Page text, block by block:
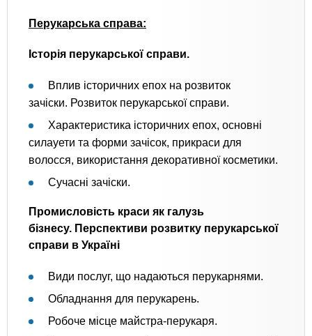
Перукарська справа:
Історія перукарської справи.
Вплив історичних епох на розвиток
зачіски. Розвиток перукарської справи.
Характеристика історичних епох, основні
силауети та форми зачісок, прикраси для
волосся, використання декоративної косметики.
Сучасні зачіски.
Промисловість краси як галузь
бізнесу. Перспективи розвитку перукарської
справи в Україні
Види послуг, що надаються перукарнями.
Обладнання для перукарень.
Робоче місце майстра-перукаря.